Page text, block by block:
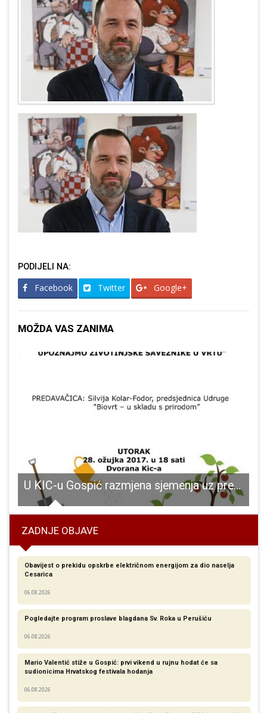
PODIJELI NA:
Facebook Twitter Google+
MOŽDA VAS ZANIMA
U KIC-u Gospić razmjena sjemenja uz predavanje o bioraznolikosti
ZADNJE OBJAVE
Obavijest o prekidu opskrbe električnom energijom za dio naselja
Cesarica
06.08.2026
Pogledajte program proslave blagdana Sv. Roka u Perušiću
06.08.2026
Mario Valentić stiže u Gospić: prvi vikend u rujnu hodat će sa
sudionicima Hrvatskog festivala hodanja
06.08.2026